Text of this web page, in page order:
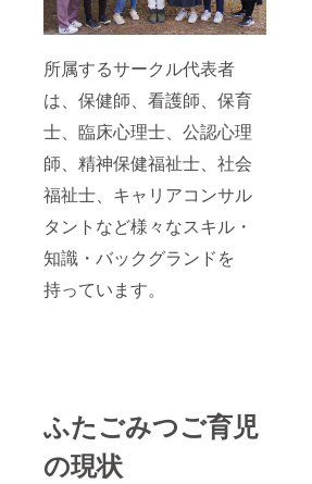
所属するサークル代表者
は、保健師、看護師、保育
士、臨床心理士、公認心理
師、精神保健福祉士、社会
福祉士、キャリアコンサル
タントなど様々なスキル・
知識・バックグランドを
持っています。
ふたごみつご育児
の現状